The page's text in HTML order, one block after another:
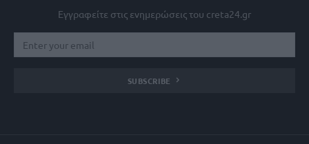
Εγγραφείτε στις ενημερώσεις του creta24.gr
SUBSCRIBE